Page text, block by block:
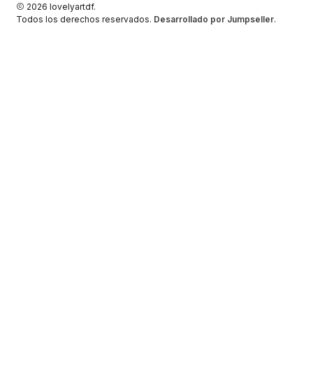
2026 lovelyartdf.
Todos los derechos reservados. Desarrollado por Jumpseller.